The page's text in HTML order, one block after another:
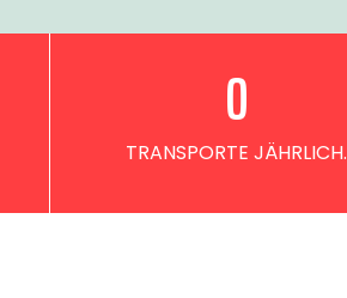
TRANSPORTE JÄHRLICH.
0